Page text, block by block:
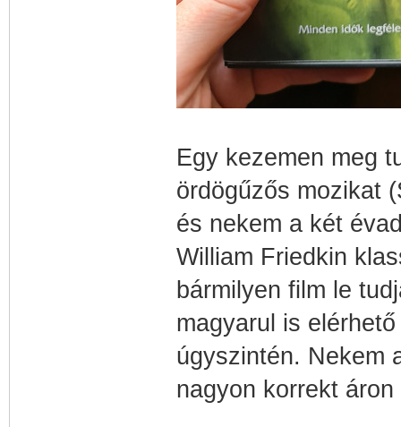
Egy kezemen meg
ördögűzős mozikat
és nekem a két
William Friedkin
bármilyen film le
magyarul is
úgyszintén. Nekem
nagyon korrekt